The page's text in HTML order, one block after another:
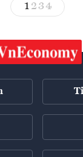
1 23 4